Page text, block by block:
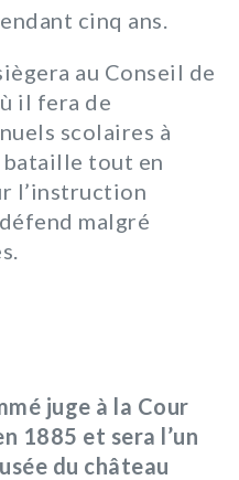
cinq ans.
au Conseil de
il fera de
scolaires à
tout en
l’instruction
malgré
juge à la Cour
1885 et sera l’un
du château